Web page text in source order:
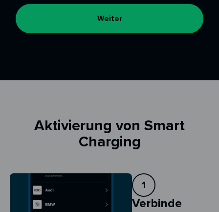
Weiter
Aktivierung von Smart
Charging
1
Verbinde